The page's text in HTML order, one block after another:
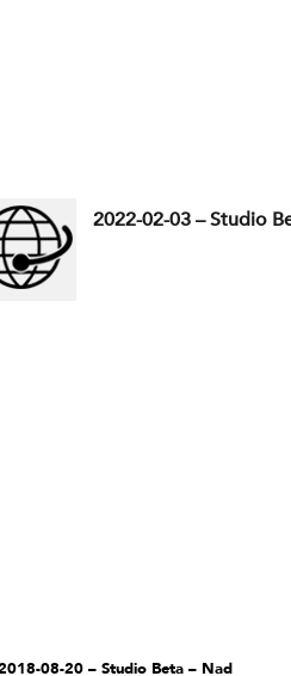
2022-02-03 – Studio
08-20 – Studio Beta – Nad